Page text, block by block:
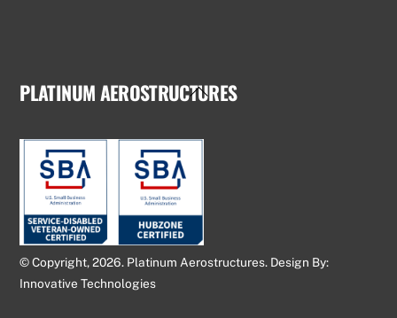
Back
PLATINUM AEROSTRUCTURES
© Copyright, 2026. Platinum Aerostructures. Design By:
Innovative Technologies